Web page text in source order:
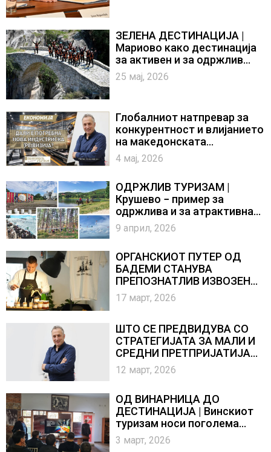
ЗЕЛЕНА ДЕСТИНАЦИЈА |
Мариово како дестинација
за активен и за одржлив
туризам
25 мај, 2026
Глобалниот натпревар за
конкурентност и влијанието
на македонската
индустрија | ДАЛИ Е
ПОТРЕБНА НОВА
4 мај, 2026
ОДРЖЛИВ ТУРИЗАМ |
Крушево − пример за
одржлива и за атрактивна
туристичка дестинација
преку целата година
9 април, 2026
ОРГАНСКИОТ ПУТЕР ОД
БАДЕМИ СТАНУВА
ПРЕПОЗНАТЛИВ ИЗВОЗЕН
БРЕНД
17 март, 2026
ШТО СЕ ПРЕДВИДУВА СО
СТРАТЕГИЈАТА ЗА МАЛИ И
СРЕДНИ ПРЕТПРИЈАТИЈА
2025 − 2030?
12 март, 2026
ОД ВИНАРНИЦА ДО
ДЕСТИНАЦИЈА | Винскиот
туризам носи поголема
додадена вредност
3 март, 2026